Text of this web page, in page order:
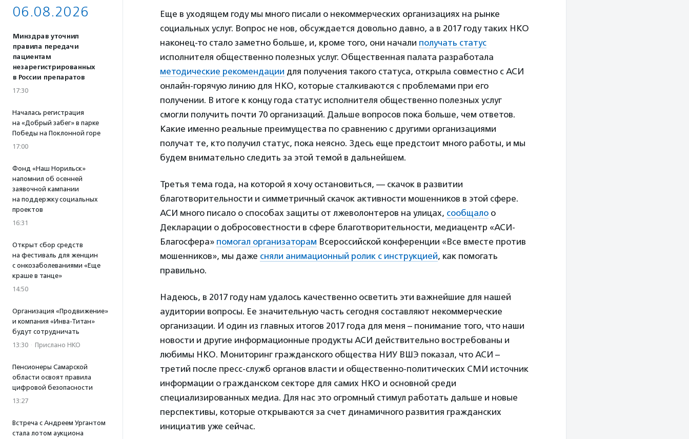
06.08.2026
Минздрав уточнил
правила передачи
пациентам
незарегистрированных
в России препаратов
17:30
Началась регистрация
на «Добрый забег» в парке
Победы на Поклонной горе
17:00
Фонд «Наш Норильск»
напомнил об осенней
заявочной кампании
на поддержку социальных
проектов
16:31
Открыт сбор средств
на фестиваль для женщин
с онкозаболеваниями «Еще
краше в танце»
14:50
Организация «Продвижение»
и компания «Инва-Титан»
будут сотрудничать
13:30 · Прислано НКО
Пенсионеры Самарской
области освоят правила
цифровой безопасности
13:27
Встреча с Андреем Ургантом
стала лотом аукциона
Еще в уходящем году мы много писали о некоммерческих организациях на рынке
социальных услуг. Вопрос не нов, обсуждается довольно давно, а в 2017 году таких НКО
наконец-то стало заметно больше, и, кроме того, они начали получать статус
исполнителя общественно полезных услуг. Общественная палата разработала
методические рекомендации для получения такого статуса, открыла совместно с АСИ
онлайн-горячую линию для НКО, которые сталкиваются с проблемами при его
получении. В итоге к концу года статус исполнителя общественно полезных услуг
смогли получить почти 70 организаций. Дальше вопросов пока больше, чем ответов.
Какие именно реальные преимущества по сравнению с другими организациями
получат те, кто получил статус, пока неясно. Здесь еще предстоит много работы, и мы
будем внимательно следить за этой темой в дальнейшем.
Третья тема года, на которой я хочу остановиться, — скачок в развитии
благотворительности и симметричный скачок активности мошенников в этой сфере.
АСИ много писало о способах защиты от лжеволонтеров на улицах, сообщало о
Декларации о добросовестности в сфере благотворительности, медиацентр «АСИ-
Благосфера» помогал организаторам Всероссийской конференции «Все вместе против
мошенников», мы даже сняли анимационный ролик с инструкцией, как помогать
правильно.
Надеюсь, в 2017 году нам удалось качественно осветить эти важнейшие для нашей
аудитории вопросы. Ее значительную часть сегодня составляют некоммерческие
организации. И один из главных итогов 2017 года для меня – понимание того, что наши
новости и другие информационные продукты АСИ действительно востребованы и
любимы НКО. Мониторинг гражданского общества НИУ ВШЭ показал, что АСИ –
третий после пресс-служб органов власти и общественно-политических СМИ источник
информации о гражданском секторе для самих НКО и основной среди
специализированных медиа. Для нас это огромный стимул работать дальше и новые
перспективы, которые открываются за счет динамичного развития гражданских
инициатив уже сейчас.